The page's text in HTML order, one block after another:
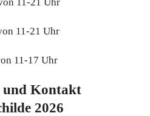
11-21 Uhr
11-17 Uhr
und Kontakt
2026